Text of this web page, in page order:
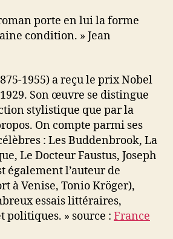
porte en lui la forme
condition. » Jean
1955) a reçu le prix Nobel
Son œuvre se distingue
stylistique que par la
On compte parmi ses
: Les Buddenbrook, La
Le Docteur Faustus, Joseph
également l’auteur de
à Venise, Tonio Kröger),
essais littéraires,
politiques. » source : France